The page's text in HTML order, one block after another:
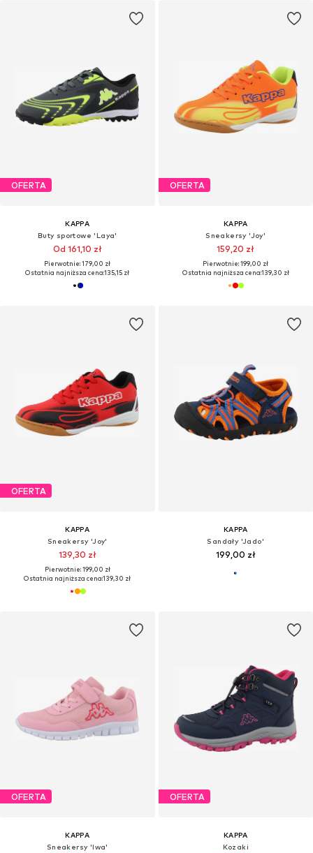
OFERTA
KAPPA
Buty sportowe 'Laya'
Od 161,10 zł
Pierwotnie: 179,00 zł
Ostatnia najniższa cena:135,15 zł
OFERTA
KAPPA
Sneakersy 'Joy'
159,20 zł
Pierwotnie: 199,00 zł
Ostatnia najniższa cena:139,30 zł
OFERTA
KAPPA
Sneakersy 'Joy'
139,30 zł
Pierwotnie: 199,00 zł
Ostatnia najniższa cena:139,30 zł
KAPPA
Sandały 'Jado'
199,00 zł
OFERTA
KAPPA
Sneakersy 'Iwa'
OFERTA
KAPPA
Kozaki